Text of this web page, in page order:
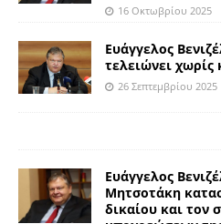
16 Οκτωβρίου 2025
Ευάγγελος
τελειώνει χωρίς
26 Σεπτεμβρίου 2025
Ευάγγελος
Μητσοτάκη
δικαίου και τον